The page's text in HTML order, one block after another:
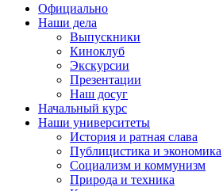
Официально
Наши дела
Выпускники
Киноклуб
Экскурсии
Презентации
Наш досуг
Начальный курс
Наши университеты
История и ратная слава
Публицистика и экономика
Социализм и коммунизм
Природа и техника